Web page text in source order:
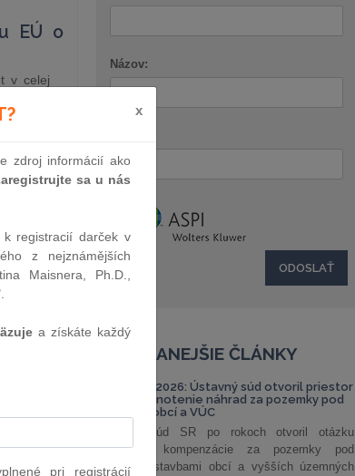
EÚ o
v celej
ktorí
kedy
listom
6.1.2016
Názov:
NAJČÍTANEJŠIE ČLÁNKY
PLz. ÚS 1/2026: Ústavný súd otvoril priestor
na prehodnotenie náhrad za pozemky pod
stavbami obcí a VÚC
Ústavný súd SR po rokoch otvoril otázku
primeranej kompenzácie za pozemky pod
verejnými stavbami obcí a vyšších územných
x
zdroj informácií ako
sa u nás
k registracií darček v
z nejznámějších
Maisnera, Ph.D.,
a získáte každý
pri registrácií